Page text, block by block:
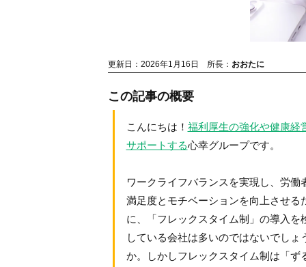
更新日：2026年1月16日 所長： おおたに
この記事の概要
こんにちは！ 福利厚生の強化や健康経
サポートする心幸グループです。
ワークライフバランスを実現し、労働
満足度とモチベーションを向上させる
に、「フレックスタイム制」の導入を
している会社は多いのではないでしょ
か。しかしフレックスタイム制は「ず